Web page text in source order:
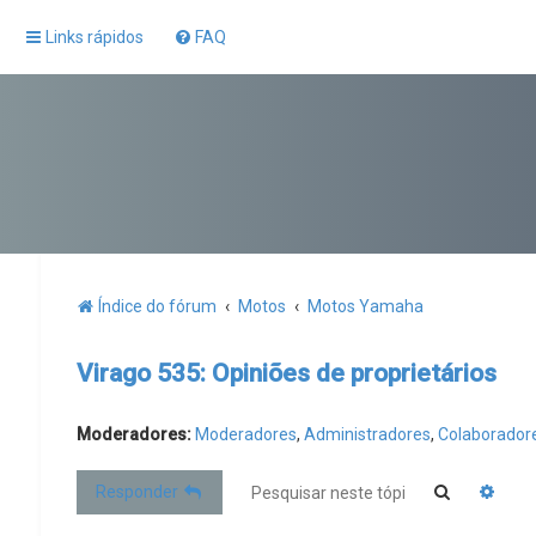
Links rápidos FAQ
Índice do fórum Motos Motos Yamaha
Virago 535: Opiniões de proprietários
Moderadores: Moderadores, Administradores,
Responder Pesquisar